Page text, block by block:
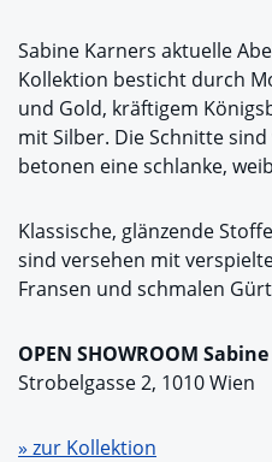
Sabine Karners aktuelle
Kollektion besticht durch
und Gold, kräftigem
mit Silber. Die Schnitte
betonen eine schlanke,
Klassische, glänzende
sind versehen mit
Fransen und schmalen
OPEN SHOWROOM
Strobelgasse 2, 1010 Wien
» zur Kollektion